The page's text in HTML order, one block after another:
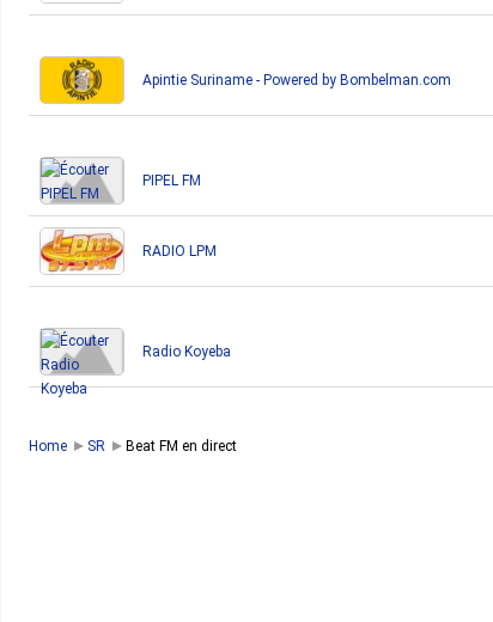
Apintie Suriname - Powered by Bombelman.com
PIPEL FM
RADIO LPM
Radio Koyeba
Home SR Beat FM en direct